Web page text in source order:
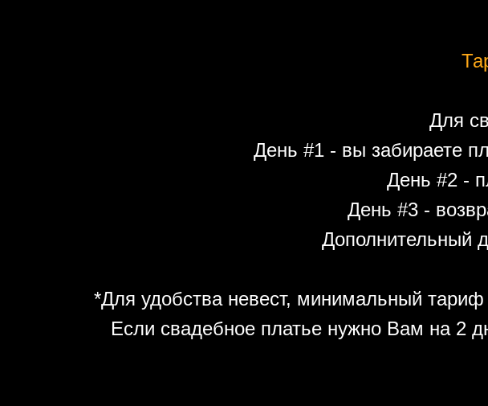
Для
День #1 - вы забираете
День #2 -
День #3 -
Дополнительный
*Для удобства невест, минимальный
Если свадебное платье нужно Вам на 2